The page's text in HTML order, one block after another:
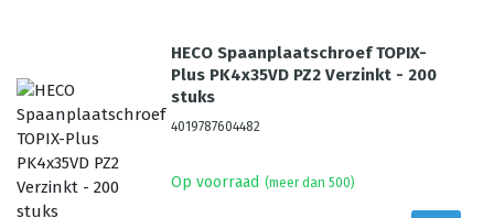
HECO Spaanplaatschroef TOPIX-
Plus PK4x35VD PZ2 Verzinkt - 200
stuks
4019787604482
Op voorraad (meer dan 500)